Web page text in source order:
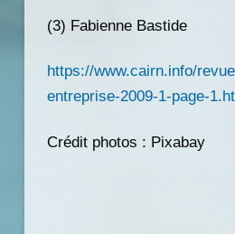
(3) Fabienne Bastide
https://www.cairn.info/
entreprise-2009-1-page-
Crédit photos : Pixabay